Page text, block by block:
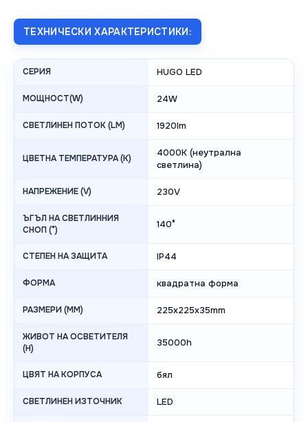
ТЕХНИЧЕСКИ ХАРАКТЕРИСТИКИ:
СЕРИЯ HUGO LED
МОЩНОСТ(W) 24W
СВЕТЛИНЕН ПОТОК (LM) 1920lm
ЦВЕТНА ТЕМПЕРАТУРА (K)
4000K (неутрална
светлина)
НАПРЕЖЕНИЕ (V) 230V
ЪГЪЛ НА СВЕТЛИННИЯ
СНОП (°)
140°
СТЕПЕН НА ЗАЩИТА IP44
ФОРМА квадратна форма
РАЗМЕРИ (MM) 225x225x35mm
ЖИВОТ НА ОСВЕТИТЕЛЯ
(H)
35000h
ЦВЯТ НА КОРПУСА бял
СВЕТЛИНЕН ИЗТОЧНИК LED